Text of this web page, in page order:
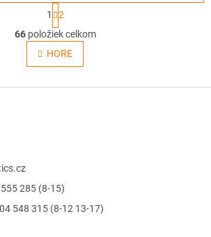
O
v
l
á
k
v
S
t
r
á
n
k
v
1
2
66položiek celkom
HORE
285 (8-15)
548 315 (8-12 13-17)